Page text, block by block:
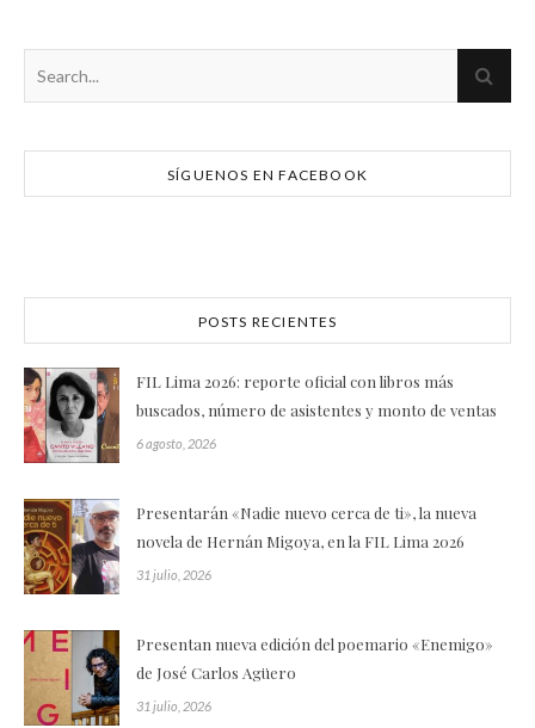
SÍGUENOS EN FACEBOOK
POSTS RECIENTES
FIL Lima 2026: reporte oficial con libros más
buscados, número de asistentes y monto de ventas
6 agosto, 2026
Presentarán «Nadie nuevo cerca de ti», la nueva
novela de Hernán Migoya, en la FIL Lima 2026
31 julio, 2026
Presentan nueva edición del poemario «Enemigo»
de José Carlos Agüero
31 julio, 2026